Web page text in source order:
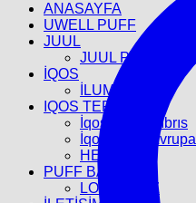
ANASAYFA
UWELL PUFF
JUUL
JUUL POD
İQOS
İLUMA
IQOS TEREA
İqos Terea Kıbrıs
İqos Terea Avrupa
HEETS
PUFF BAR
LOST BULZ